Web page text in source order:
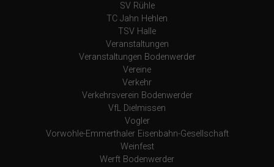
SV Rühle
TC Jahn Hehlen
TSV Halle
Veranstaltungen
Veranstaltungen Bodenwerder
Vereine
Verkehr
Verkehrsverein Bodenwerder
VfL Dielmissen
Vogler
Vorwohle-Emmerthaler Eisenbahn-Gesellschaft
Weinfest
Werft Bodenwerder